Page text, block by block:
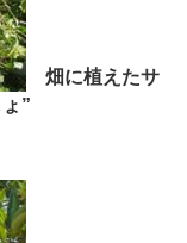
畑に植えたサ
”